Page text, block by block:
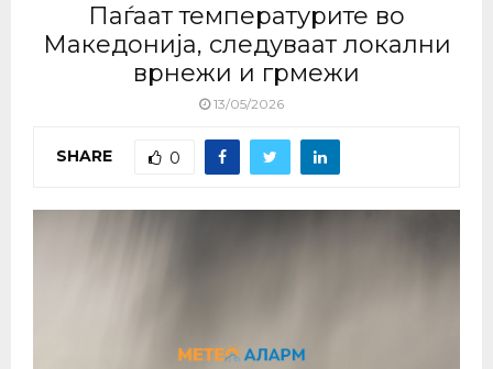
Паѓаат температурите во
Македонија, следуваат локални
врнежи и грмежи
13/05/2026
SHARE 0